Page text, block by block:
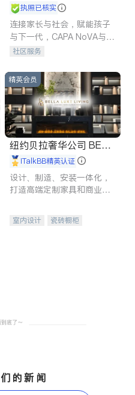
执照已核实
连接家长与社会，赋能孩子
与下一代，CAPA NoVA与您
携手建设包容、公平、充满
社区服务
精英会员
纽约贝拉奢华公司 BELL
A LUXE
iTalkBB精英认证
设计、制造、安装一体化，
打造高端定制家具和商业空
室内设计
瓷砖橱柜
的新闻